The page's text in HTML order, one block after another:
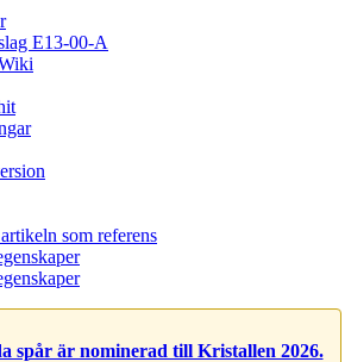
E13-00-A
som referens
spår är nominerad till Kristallen 2026.